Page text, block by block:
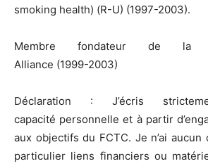
smoking health) (R-U) (1997-2003).
Membre fondateur de la
Alliance (1999-2003)
Déclaration : J’écris
capacité personnelle et à partir
aux objectifs du FCTC. Je n’ai aucun
particulier liens financiers ou